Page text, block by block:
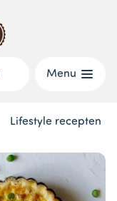
Menu
Lifestyle recepten